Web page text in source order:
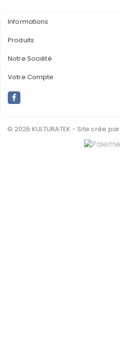
Informations
Produits
Notre Société
Votre Compte
© 2026 KULTURATEK - Site crée par